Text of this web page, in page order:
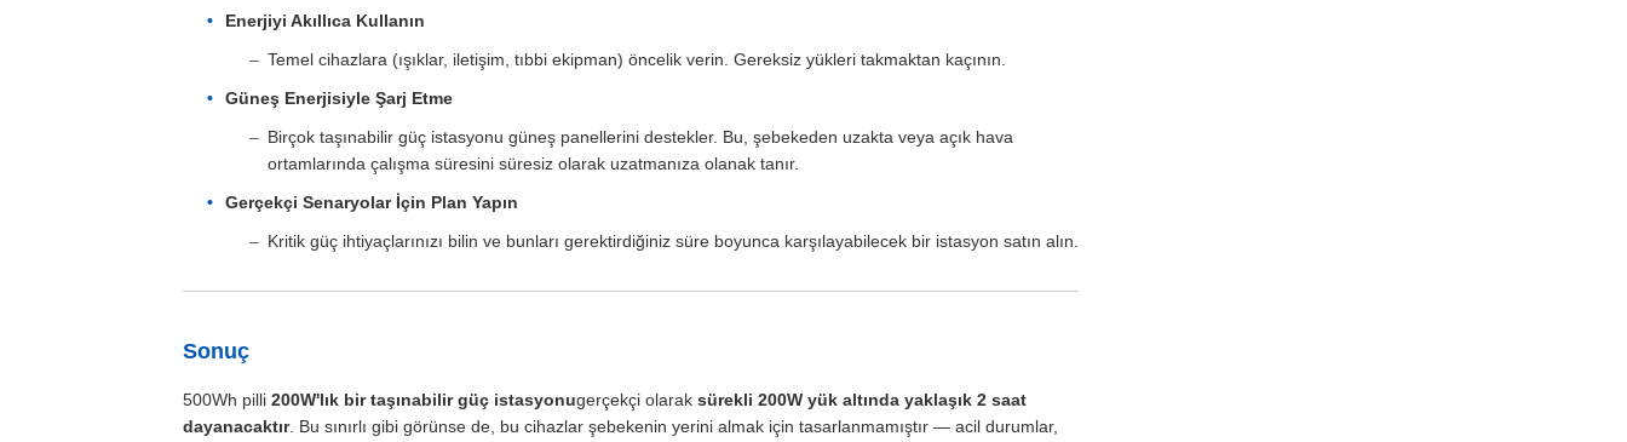
Enerjiyi Akıllıca Kullanın
Temel cihazlara (ışıklar, iletişim, tıbbi ekipman) öncelik verin. Gereksiz yükleri takmaktan kaçının.
Güneş Enerjisiyle Şarj Etme
Birçok taşınabilir güç istasyonu güneş panellerini destekler. Bu, şebekeden uzakta veya açık hava
ortamlarında çalışma süresini süresiz olarak uzatmanıza olanak tanır.
Gerçekçi Senaryolar İçin Plan Yapın
Kritik güç ihtiyaçlarınızı bilin ve bunları gerektirdiğiniz süre boyunca karşılayabilecek bir istasyon satın alın.
Sonuç
500Wh pilli 200W'lık bir taşınabilir güç istasyonugerçekçi olarak sürekli 200W yük altında yaklaşık 2 saat
dayanacaktır. Bu sınırlı gibi görünse de, bu cihazlar şebekenin yerini almak için tasarlanmamıştır — acil durumlar,